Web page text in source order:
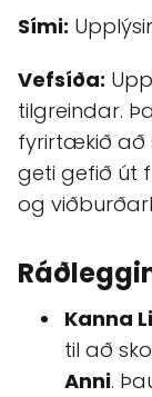
Sími:
Vefsíða:
tilgreindar.
fyrirtækið að
geti gefið út
og
Kanna
til að
Anni.